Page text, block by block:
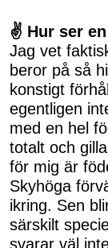
✌ Hur ser
Jag vet
beror på så
konstigt
egentligen
med en hel
totalt och
för mig är
Skyhöga
ikring. Sen
särskilt
svarar väl